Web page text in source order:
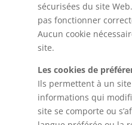
sécurisées du site
pas fonctionner
Aucun cookie
site.
Les cookies de
Ils permettent à un
informations qui
site se comporte ou